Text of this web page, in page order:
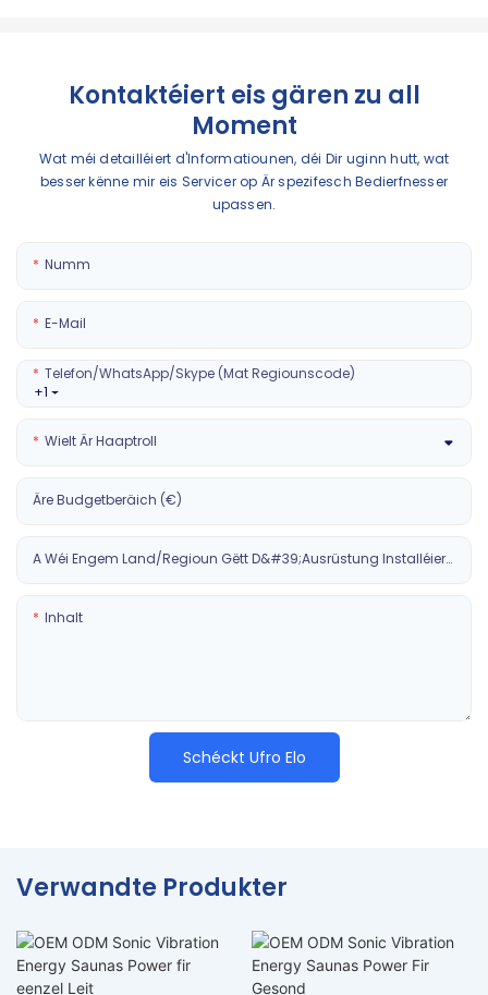
Kontaktéiert eis gären zu all
Moment
Wat méi detailléiert d'Informatiounen, déi Dir uginn hutt, wat
besser kënne mir eis Servicer op Är spezifesch Bedierfnesser
upassen.
Numm
E-Mail
+1
Telefon/WhatsApp/Skype (mat Regiounscode)
Wielt Är Haaptroll
Äre Budgetberäich (€)
A Wéi Engem Land/Regioun Gëtt D&#39;Ausrüstung Installéiert?
Inhalt
Schéckt Ufro Elo
Verwandte Produkter